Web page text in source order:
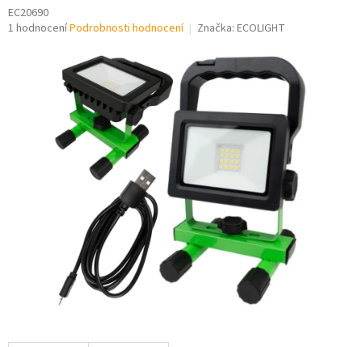
EC20690
Průměrné
hvězdiček.
1 hodnoceníPodrobnosti hodnocení Značka: ECOLIGHT